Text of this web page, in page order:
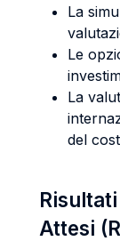
La
Le
La
del
Attesi